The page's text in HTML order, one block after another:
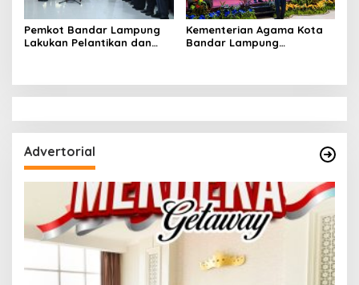
Pemkot Bandar Lampung
Lakukan Pelantikan dan
Kementerian Agama Kota
Bandar Lampung
VIII DPRRI
Advertorial